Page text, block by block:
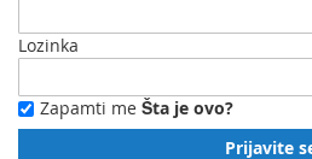
Lozinka
Zapamti me Šta je ovo?
Prijavite